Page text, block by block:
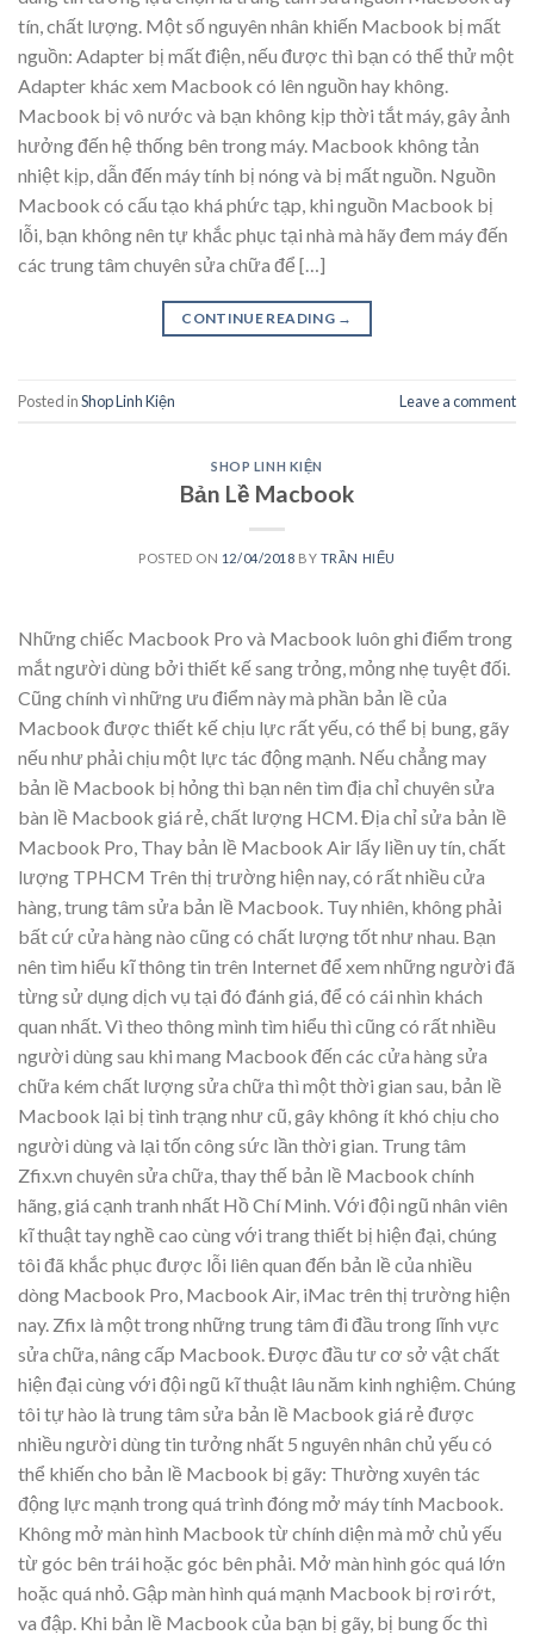
tín, chất lượng. Một số nguyên nhân khiến Macbook bị mất
nguồn: Adapter bị mất điện, nếu được thì bạn có thể thử một
Adapter khác xem Macbook có lên nguồn hay không.
Macbook bị vô nước và bạn không kịp thời tắt máy, gây ảnh
hưởng đến hệ thống bên trong máy. Macbook không tản
nhiệt kịp, dẫn đến máy tính bị nóng và bị mất nguồn. Nguồn
Macbook có cấu tạo khá phức tạp, khi nguồn Macbook bị
lỗi, bạn không nên tự khắc phục tại nhà mà hãy đem máy đến
các trung tâm chuyên sửa chữa để […]
CONTINUE READING →
Posted inShop Linh Kiện Leave a comment
SHOP LINH KIỆN
Bản Lề Macbook
POSTED ON 12/04/2018 BY TRẦN HIẾU
Những chiếc Macbook Pro và Macbook luôn ghi điểm trong
mắt người dùng bởi thiết kế sang trỏng, mỏng nhẹ tuyệt đối.
Cũng chính vì những ưu điểm này mà phần bản lề của
Macbook được thiết kế chịu lực rất yếu, có thể bị bung, gãy
nếu như phải chịu một lực tác động mạnh. Nếu chẳng may
bản lề Macbook bị hỏng thì bạn nên tìm địa chỉ chuyên sửa
bàn lề Macbook giá rẻ, chất lượng HCM. Địa chỉ sửa bản lề
Macbook Pro, Thay bản lề Macbook Air lấy liền uy tín, chất
lượng TPHCM Trên thị trường hiện nay, có rất nhiều cửa
hàng, trung tâm sửa bản lề Macbook. Tuy nhiên, không phải
bất cứ cửa hàng nào cũng có chất lượng tốt như nhau. Bạn
nên tìm hiểu kĩ thông tin trên Internet để xem những người đã
từng sử dụng dịch vụ tại đó đánh giá, để có cái nhìn khách
quan nhất. Vì theo thông mình tìm hiểu thì cũng có rất nhiều
người dùng sau khi mang Macbook đến các cửa hàng sửa
chữa kém chất lượng sửa chữa thì một thời gian sau, bản lề
Macbook lại bị tình trạng như cũ, gây không ít khó chịu cho
người dùng và lại tốn công sức lần thời gian. Trung tâm
Zfix.vn chuyên sửa chữa, thay thế bản lề Macbook chính
hãng, giá cạnh tranh nhất Hồ Chí Minh. Với đội ngũ nhân viên
kĩ thuật tay nghề cao cùng với trang thiết bị hiện đại, chúng
tôi đã khắc phục được lỗi liên quan đến bản lề của nhiều
dòng Macbook Pro, Macbook Air, iMac trên thị trường hiện
nay. Zfix là một trong những trung tâm đi đầu trong lĩnh vực
sửa chữa, nâng cấp Macbook. Được đầu tư cơ sở vật chất
hiện đại cùng với đội ngũ kĩ thuật lâu năm kinh nghiệm. Chúng
tôi tự hào là trung tâm sửa bản lề Macbook giá rẻ được
nhiều người dùng tin tưởng nhất 5 nguyên nhân chủ yếu có
thể khiến cho bản lề Macbook bị gãy: Thường xuyên tác
động lực mạnh trong quá trình đóng mở máy tính Macbook.
Không mở màn hình Macbook từ chính diện mà mở chủ yếu
từ góc bên trái hoặc góc bên phải. Mở màn hình góc quá lớn
hoặc quá nhỏ. Gập màn hình quá mạnh Macbook bị rơi rớt,
va đập. Khi bản lề Macbook của bạn bị gãy, bị bung ốc thì